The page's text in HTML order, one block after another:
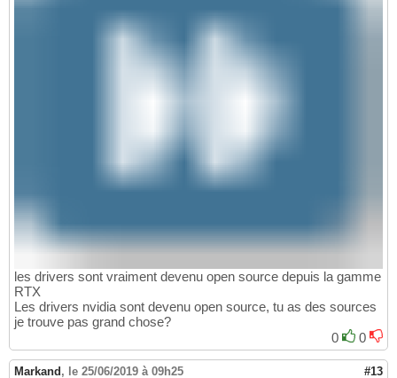
les drivers sont vraiment devenu open source depuis la gamme
RTX
Les drivers nvidia sont devenu open source, tu as des sources
je trouve pas grand chose?
0
0
Markand , le 25/06/2019 à 09h25 #13